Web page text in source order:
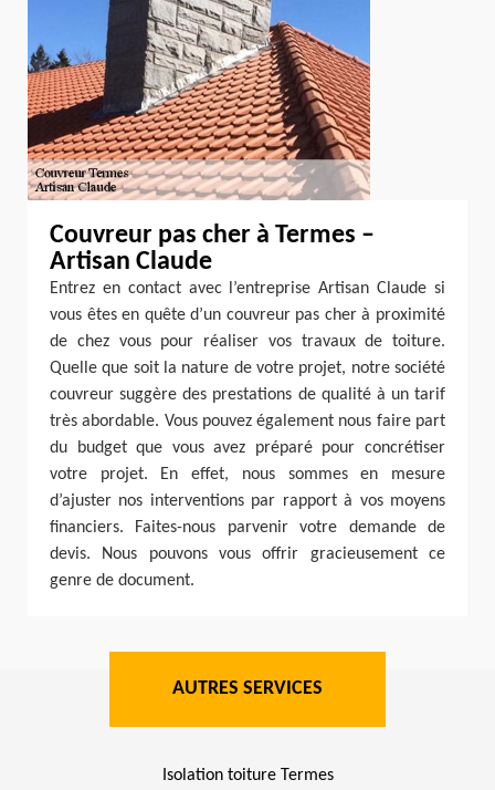
Couvreur pas cher à Termes –
Artisan Claude
Entrez en contact avec l’entreprise Artisan Claude si
vous êtes en quête d’un couvreur pas cher à proximité
de chez vous pour réaliser vos travaux de toiture.
Quelle que soit la nature de votre projet, notre société
couvreur suggère des prestations de qualité à un tarif
très abordable. Vous pouvez également nous faire part
du budget que vous avez préparé pour concrétiser
votre projet. En effet, nous sommes en mesure
d’ajuster nos interventions par rapport à vos moyens
financiers. Faites-nous parvenir votre demande de
devis. Nous pouvons vous offrir gracieusement ce
genre de document.
AUTRES SERVICES
Isolation toiture Termes